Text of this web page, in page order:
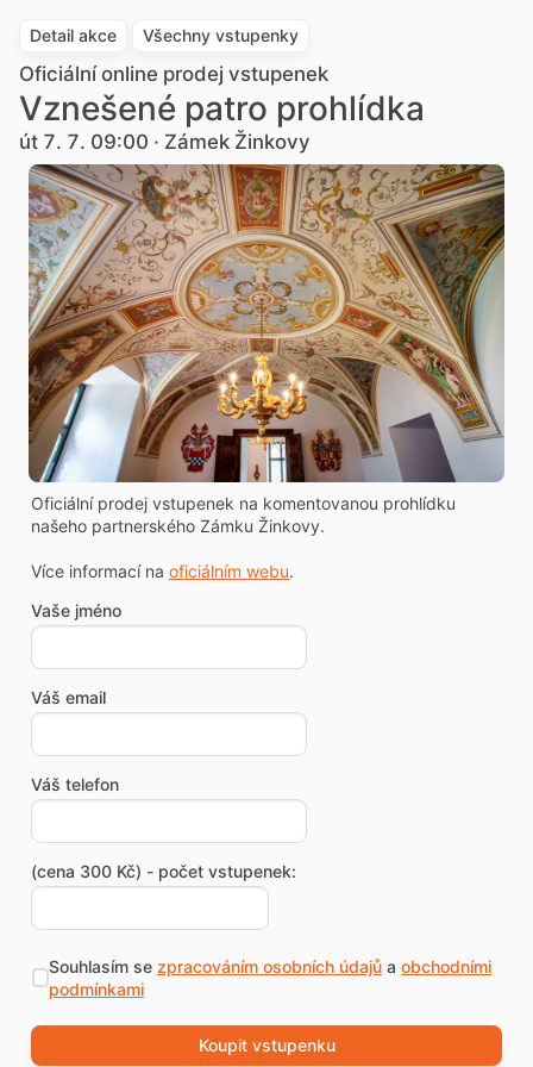
Detail akce Všechny vstupenky
Oficiální online prodej vstupenek
Vznešené patro prohlídka
út 7. 7. 09:00 · Zámek Žinkovy
Oficiální prodej vstupenek na komentovanou prohlídku
našeho partnerského Zámku Žinkovy.
Více informací na oficiálním webu.
Vaše jméno
Váš email
Váš telefon
(cena 300 Kč) - počet vstupenek:
Souhlasím se zpracováním osobních údajůa obchodními
podmínkami
Koupit vstupenku